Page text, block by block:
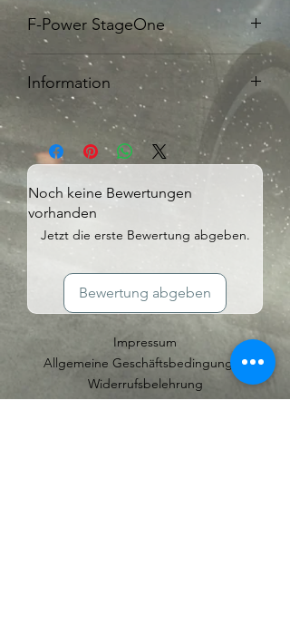
F-Power StageOne
Unsere F-Power Stage One beinhaltet:
145 PS 250 NM
V-Max Deaktivierung
Information
Im Preis inbegriffen ist die
Datenspeicherung deines
Serienkennfeldes, sowie die F-Power
Nicht im Preis inbegriffen ist die
Vorher-/Nachher Leistungsmessung.
Auf Anfrage kann eine
Noch keine Bewertungen
vorhanden
Jetzt die erste Bewertung abgeben.
Bewertung abgeben
Impressum
Allgemeine Geschäftsbedingungen
Widerrufsbelehrung
Datenschutzerklärung